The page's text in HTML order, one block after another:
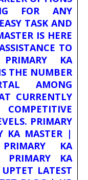
FOR ANY
TASK AND
IS HERE
TO
KA
THE NUMBER
AMONG
CURRENTLY
PRIMARY
KA MASTER |
KA
KA
LATEST